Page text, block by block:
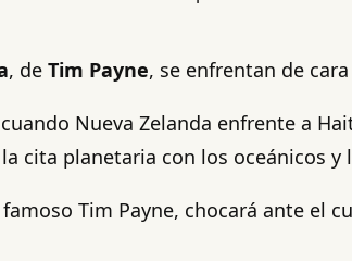
, de Tim Payne, se enfrentan de
Nueva Zelanda enfrente a
cita planetaria con los oceánicos y
Tim Payne, chocará ante el